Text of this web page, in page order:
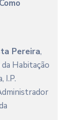
Pereira,
Habitação
I.P.